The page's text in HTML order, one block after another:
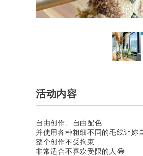
活动内容
自由创作、自由配色
并使用各种粗细不同的毛线让妳
整个创作不受拘束
非常适合不喜欢受限的人😂